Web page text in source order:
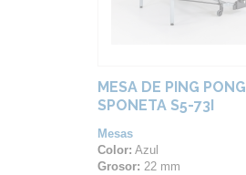
MESA DE PING PONG
SPONETA S5-73I
Mesas
Color: Azul
Grosor: 22 mm